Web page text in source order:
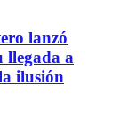
lanzó
llegada a
ilusión